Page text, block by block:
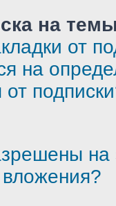
на
от
на
от